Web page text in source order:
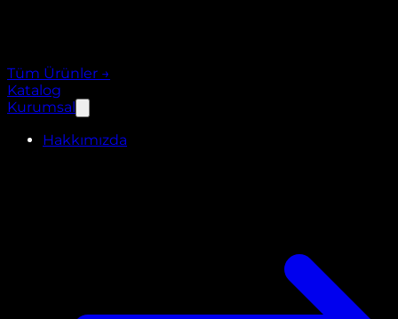
Tüm Ürünler →
Katalog
Kurumsal
Hakkımızda